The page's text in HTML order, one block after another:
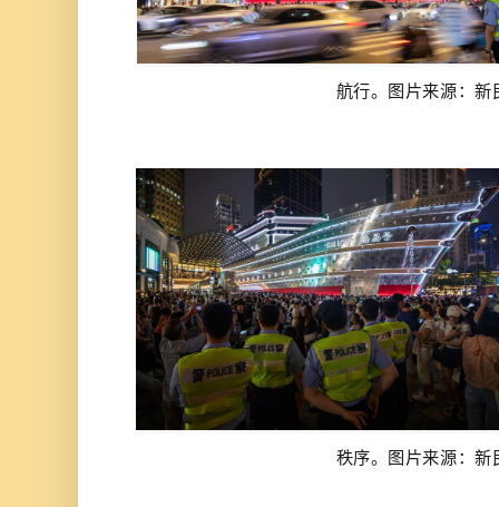
航行。 图片来源：新
秩序。 图片来源：新